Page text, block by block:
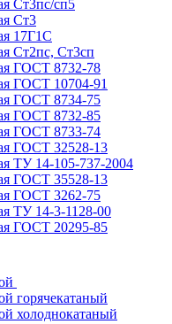
Ст3пс/сп5
Ст3
17Г1С
Ст2пс, Ст3сп
ГОСТ 8732-78
ГОСТ 10704-91
ГОСТ 8734-75
ГОСТ 8732-85
ГОСТ 8733-74
ГОСТ 32528-13
ТУ 14-105-737-2004
ГОСТ 35528-13
ГОСТ 3262-75
ТУ 14-3-1128-00
ГОСТ 20295-85
горячекатаный
холоднокатаный